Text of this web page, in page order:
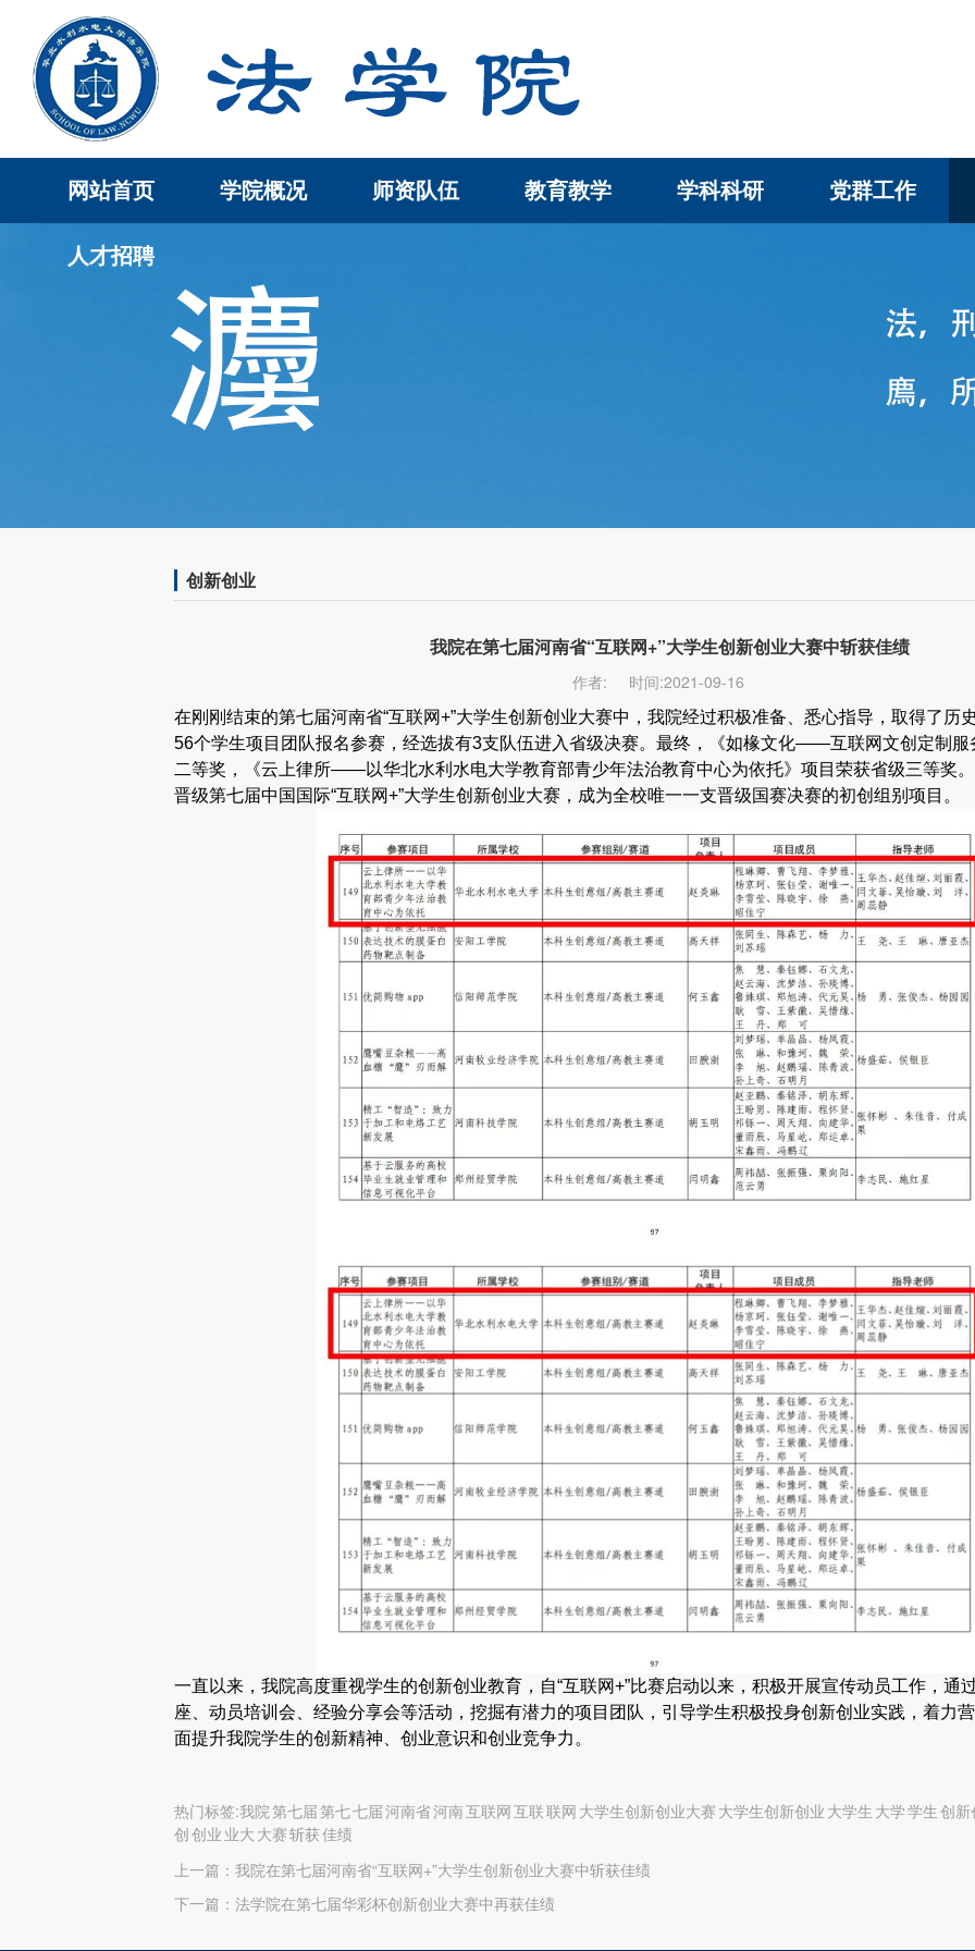
网站首页 学院概况 师资队伍 教育教学 学科科研 党群工作
人才招聘
创新创业
我院在第七届河南省“互联网+”大学生创新创业大赛中斩获佳绩
作者: 时间:2021-09-16
在刚刚结束的第七届河南省“互联网+”大学生创新创业大赛中，我院经过积极准备、悉心指导，取得了历
56个学生项目团队报名参赛，经选拔有3支队伍进入省级决赛。最终，《如椽文化——互联网文创定制服
二等奖，《云上律所——以华北水利水电大学教育部青少年法治教育中心为依托》项目荣获省级三等奖
晋级第七届中国国际“互联网+”大学生创新创业大赛，成为全校唯一一支晋级国赛决赛的初创组别项目。
一直以来，我院高度重视学生的创新创业教育，自“互联网+”比赛启动以来，积极开展宣传动员工作，通
座、动员培训会、经验分享会等活动，挖掘有潜力的项目团队，引导学生积极投身创新创业实践，着力
面提升我院学生的创新精神、创业意识和创业竞争力。
热门标签:我院 第七届 第七 七届 河南省 河南 互联网 互联 联网 大学生创新创业大赛 大学生创新创业 大学生 大学 学生 创
创 创业 业大 大赛 斩获 佳绩
上一篇： 我院在第七届河南省“互联网+”大学生创新创业大赛中斩获佳绩
下一篇： 法学院在第七届华彩杯创新创业大赛中再获佳绩